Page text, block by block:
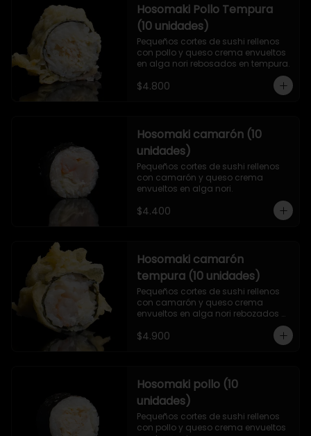
Hosomaki Pollo Tempura
(10 unidades)
Pequeños cortes de sushi rellenos
con pollo y queso crema envueltos
en alga nori rebosados en tempura.
$4.800
Hosomaki camarón (10
unidades)
Pequeños cortes de sushi rellenos
con camarón y queso crema
envueltos en alga nori.
$4.400
Hosomaki camarón
tempura (10 unidades)
Pequeños cortes de sushi rellenos
con camarón y queso crema
envueltos en alga nori rebozados
$4.900
Hosomaki pollo (10
unidades)
Pequeños cortes de sushi rellenos
con pollo y queso crema envueltos